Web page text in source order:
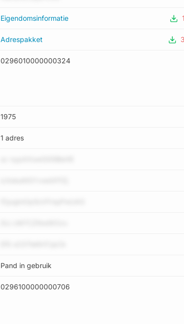
Eigendomsinformatie
Adrespakket
0296010000000324
1975
1 adres
Pand in gebruik
0296100000000706